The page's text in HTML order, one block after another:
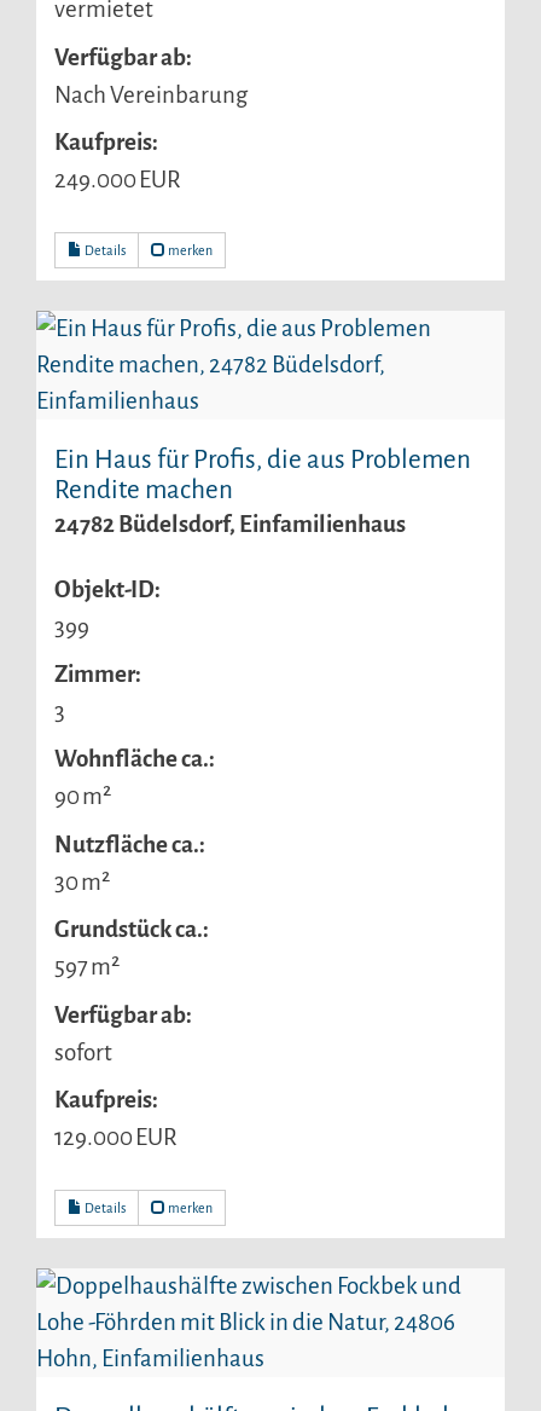
vermietet
Verfügbar ab:
Nach Vereinbarung
Kaufpreis:
249.000 EUR
Details merken
Ein Haus für Profis, die aus Problemen
Rendite machen
24782 Büdelsdorf, Einfamilienhaus
Objekt-ID:
399
Zimmer:
3
Wohnfläche ca.:
90 m²
Nutzfläche ca.:
30 m²
Grund­stück ca.:
597 m²
Verfügbar ab:
sofort
Kaufpreis:
129.000 EUR
Details merken